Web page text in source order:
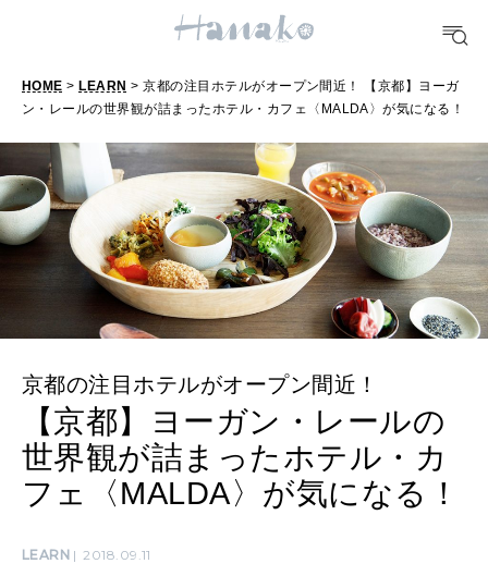
明日のわたし
女神まり愛のタロットメッセージ
算命学がわかる今月のあなた
HEALTH
LEARN
知る、考える
MAMA
SUSTAINABLE
わたしができること
HOME > LEARN > 京都の注目ホテルがオープン間近！ 【京都】ヨーガ
ン・レールの世界観が詰まったホテル・カフェ〈MALDA〉が気になる！
京都の注目ホテルがオープン間近！
【京都】ヨーガン・レールの
世界観が詰まったホテル・カ
フェ〈MALDA〉が気になる！
LEARN 2018.09.11